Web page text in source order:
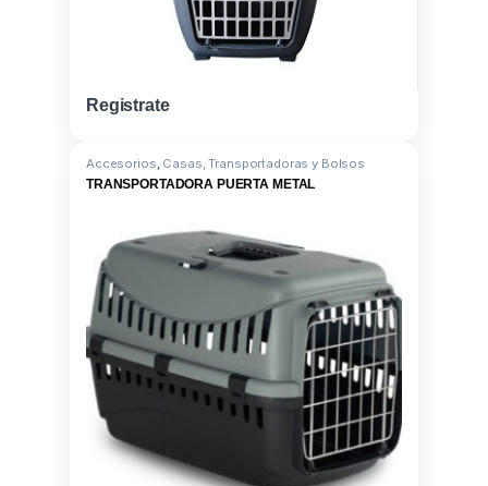
Registrate
Accesorios, Casas, Transportadoras y Bolsos
TRANSPORTADORA PUERTA METAL